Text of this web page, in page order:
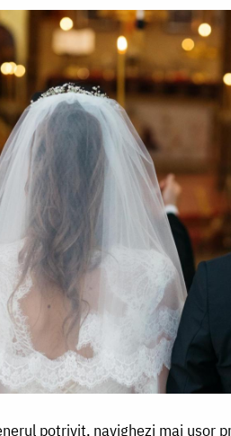
potrivit, navighezi mai ușor